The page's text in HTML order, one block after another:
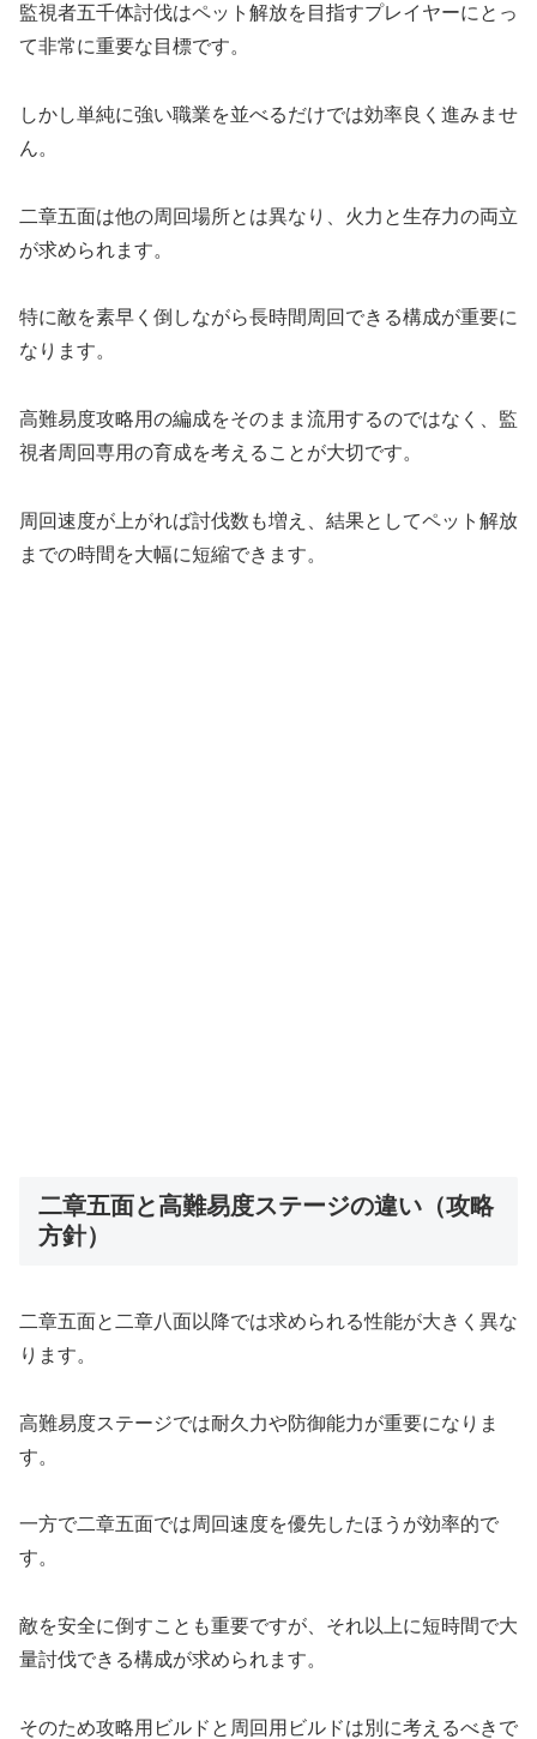
監視者五千体討伐はペット解放を目指すプレイヤーにとっ
て非常に重要な目標です。
しかし単純に強い職業を並べるだけでは効率良く進みませ
ん。
二章五面は他の周回場所とは異なり、火力と生存力の両立
が求められます。
特に敵を素早く倒しながら長時間周回できる構成が重要に
なります。
高難易度攻略用の編成をそのまま流用するのではなく、監
視者周回専用の育成を考えることが大切です。
周回速度が上がれば討伐数も増え、結果としてペット解放
までの時間を大幅に短縮できます。
二章五面と高難易度ステージの違い（攻略
方針）
二章五面と二章八面以降では求められる性能が大きく異な
ります。
高難易度ステージでは耐久力や防御能力が重要になりま
す。
一方で二章五面では周回速度を優先したほうが効率的で
す。
敵を安全に倒すことも重要ですが、それ以上に短時間で大
量討伐できる構成が求められます。
そのため攻略用ビルドと周回用ビルドは別に考えるべきで